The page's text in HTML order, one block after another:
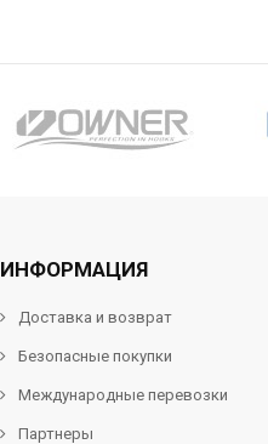
ИНФОРМАЦИЯ
Доставка и возврат
Безопасные покупки
Международные перевозки
Партнеры